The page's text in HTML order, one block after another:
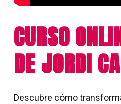
CURSO
DE JORDI
Descubre cómo